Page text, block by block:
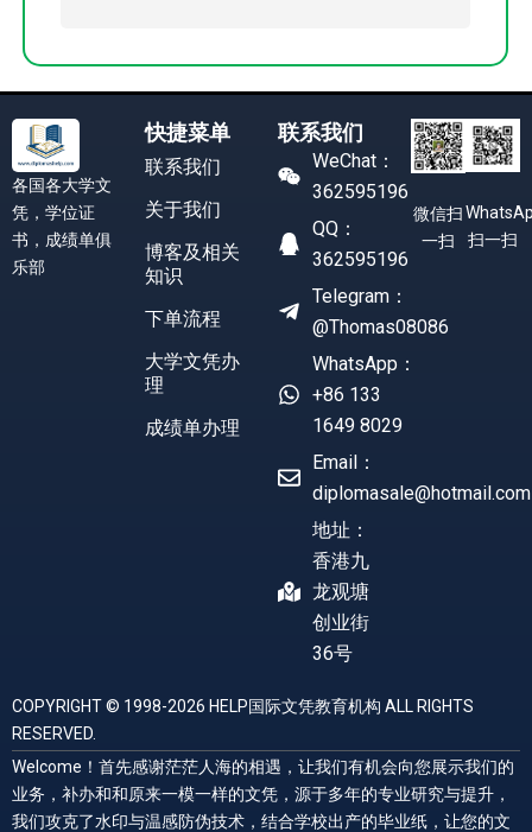
各国各大学文
凭，学位证
书，成绩单俱
乐部
快捷菜单
联系我们
关于我们
博客及相关
知识
下单流程
大学文凭办
理
成绩单办理
联系我们
WeChat：
362595196
QQ：
362595196
Telegram：
@Thomas08086
WhatsApp：
+86 133
1649 8029
Email：
diplomasale@hotmail.com
地址：
香港九
龙观塘
创业街
36号
微信扫
一扫
扫一扫
COPYRIGHT © 1998-2026 HELP国际文凭教育机构 ALL RIGHTS
RESERVED.
Welcome！首先感谢茫茫人海的相遇，让我们有机会向您展示我们的
业务，补办和和原来一模一样的文凭，源于多年的专业研究与提升，
我们攻克了水印与温感防伪技术，结合学校出产的毕业纸，让您的文